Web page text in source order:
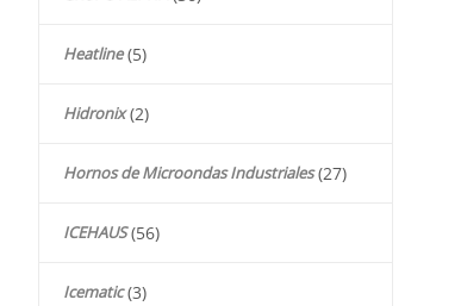
Heatline (5)
Hidronix (2)
Hornos de Microondas Industriales (27)
ICEHAUS (56)
Icematic (3)